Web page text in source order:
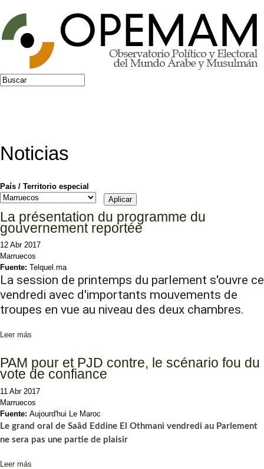
Jump to navigation
Formulario de búsqueda
Buscar
Noticias
País / Territorio especial
La présentation du programme du
gouvernement reportée
12 Abr 2017
Marruecos
Fuente: Telquel.ma
La session de printemps du parlement s'ouvre ce
vendredi avec d'importants mouvements de
troupes en vue au niveau des deux chambres.
Leer más
PAM pour et PJD contre, le scénario fou du
vote de confiance
11 Abr 2017
Marruecos
Fuente: Aujourd'hui Le Maroc
Le grand oral de Saâd Eddine El Othmani vendredi au Parlement
ne sera pas une partie de plaisir
Leer más